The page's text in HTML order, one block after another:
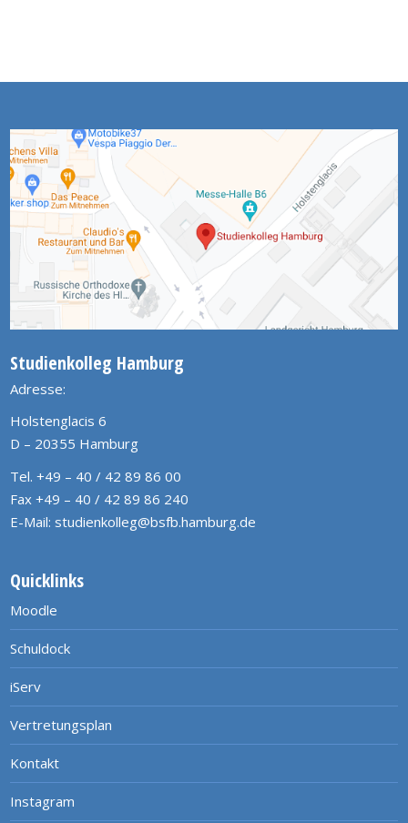
Studienkolleg Hamburg
Adresse:
Holstenglacis 6
D – 20355 Hamburg
Tel. +49 – 40 / 42 89 86 00
Fax +49 – 40 / 42 89 86 240
E-Mail: studienkolleg@bsfb.hamburg.de
Quicklinks
Moodle
Schuldock
iServ
Vertretungsplan
Kontakt
Instagram